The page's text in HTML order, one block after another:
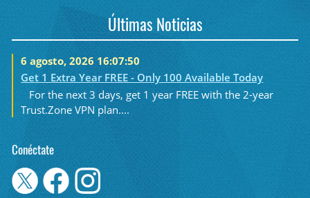
Últimas Noticias
6 agosto, 2026 16:07:50
Get 1 Extra Year FREE - Only 100 Available Today
For the next 3 days, get 1 year FREE with the 2-year
Trust.Zone VPN plan....
Conéctate